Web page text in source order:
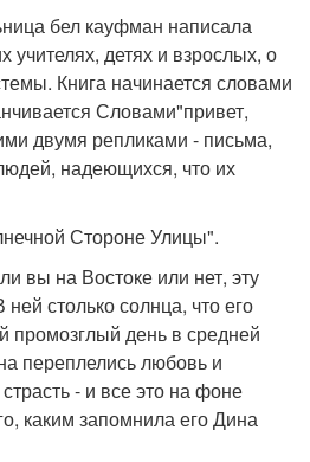
бел кауфман написала
учителях, детях и взрослых, о
Книга начинается словами
Словами"привет,
двумя репликами - письма,
надеющихся, что их
Стороне Улицы".
вы на Востоке или нет, эту
ней столько солнца, что его
промозглый день в средней
переплелись любовь и
- и все это на фоне
каким запомнила его Дина